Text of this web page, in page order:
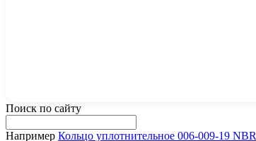
Поиск по сайту
Например Кольцо уплотнительное 006-009-19 NBR